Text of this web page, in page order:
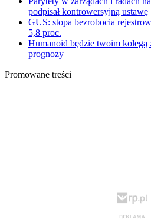
podpisał kontrowersyjną ustawę
GUS: stopa bezrobocia
5,8 proc.
Humanoid będzie twoim kolegą
prognozy
Promowane treści